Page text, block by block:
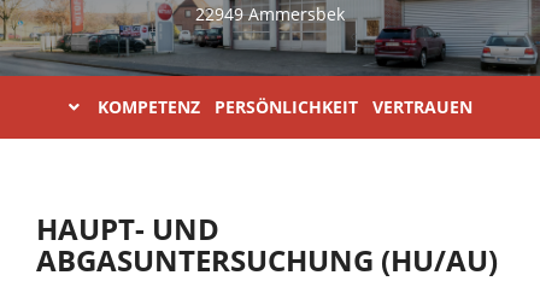
22949 Ammersbek
KOMPETENZ PERSÖNLICHKEIT VERTRAUEN
HAUPT- UND
ABGASUNTERSUCHUNG (HU/AU)